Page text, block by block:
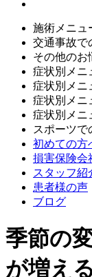
施術メニュ
交通事故で
その他のお
症状別メニ
症状別メニ
症状別メニ
症状別メニ
スポーツで
初めての方
損害保険会
スタッフ紹
患者様の声
ブログ
季節の
が増え